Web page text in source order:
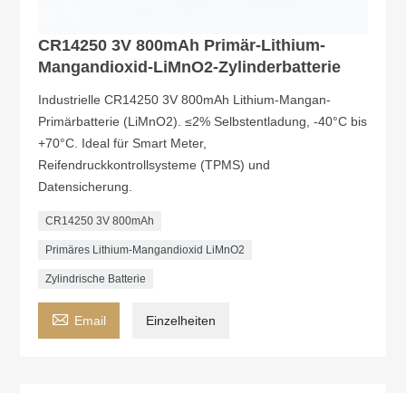
CR14250 3V 800mAh Primär-Lithium-
Mangandioxid-LiMnO2-Zylinderbatterie
Industrielle CR14250 3V 800mAh Lithium-Mangan-
Primärbatterie (LiMnO2). ≤2% Selbstentladung, -40°C bis
+70°C. Ideal für Smart Meter,
Reifendruckkontrollsysteme (TPMS) und
Datensicherung.
CR14250 3V 800mAh
Primäres Lithium-Mangandioxid LiMnO2
Zylindrische Batterie
 Email Einzelheiten